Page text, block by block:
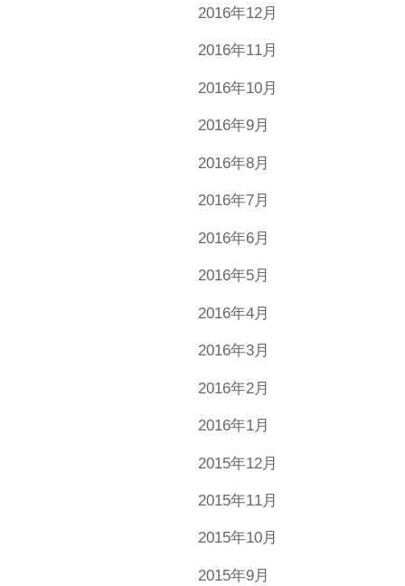
2016年12月
2016年11月
2016年10月
2016年9月
2016年8月
2016年7月
2016年6月
2016年5月
2016年4月
2016年3月
2016年2月
2016年1月
2015年12月
2015年11月
2015年10月
2015年9月